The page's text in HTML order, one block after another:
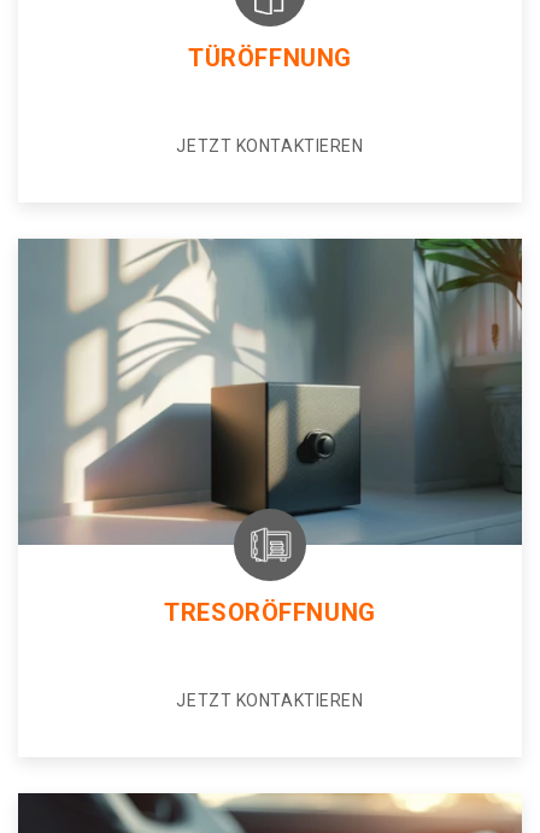
TÜRÖFFNUNG
JETZT KONTAKTIEREN
TRESORÖFFNUNG
JETZT KONTAKTIEREN